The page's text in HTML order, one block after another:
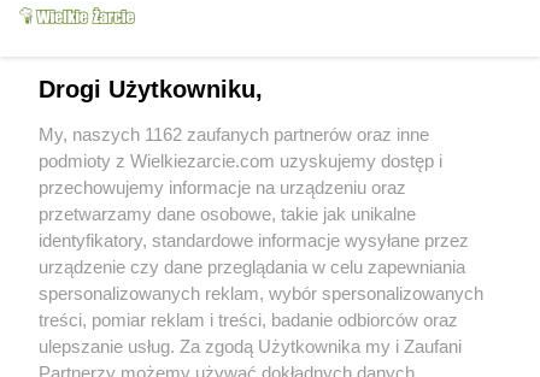
Drukuj
Grupy: Bezmięsne Potrawy mączne
Placki i racuchy
Drogi Użytkowniku,
My, naszych 1162 zaufanych partnerów oraz inne
podmioty z Wielkiezarcie.com uzyskujemy dostęp i
przechowujemy informacje na urządzeniu oraz
przetwarzamy dane osobowe, takie jak unikalne
identyfikatory, standardowe informacje wysyłane przez
urządzenie czy dane przeglądania w celu zapewniania
spersonalizowanych reklam, wybór spersonalizowanych
treści, pomiar reklam i treści, badanie odbiorców oraz
ulepszanie usług. Za zgodą Użytkownika my i Zaufani
Partnerzy możemy używać dokładnych danych